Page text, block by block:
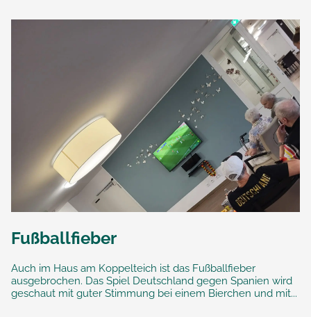
Fußballfieber
Auch im Haus am Koppelteich ist das Fußballfieber
ausgebrochen. Das Spiel Deutschland gegen Spanien wird
geschaut mit guter Stimmung bei einem Bierchen und mit...